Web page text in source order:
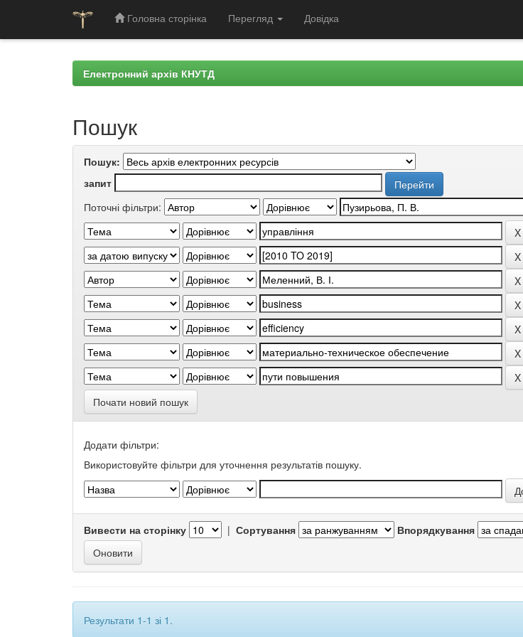
Головна сторінка Перегляд Довідка
Електронний архів КНУТД
Пошук
Пошук:
запит
Поточні фільтри:
Почати новий пошук
Додати фільтри:
Використовуйте фільтри для уточнення результатів пошуку.
Вивести на сторінку | Сортування Впорядкування
Результати 1-1 зі 1.